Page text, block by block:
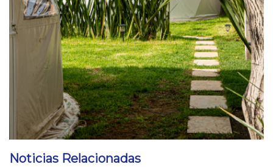
Noticias Relacionadas